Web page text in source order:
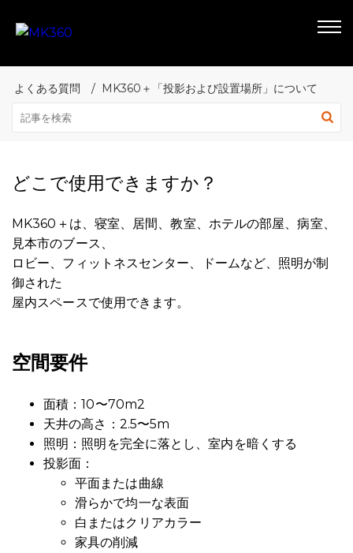
よくある質問 MK360＋「投影および設置場所」について
どこで使用できますか？
MK360＋は、寝室、居間、教室、ホテルの部屋、病室、
見本市のブース、
ロビー、フィットネスセンター、ドームなど、照明が制
御された
屋内スペースで使用できます。
空間要件
面積：10〜70m2
天井の高さ：2.5〜5m
照明：照明を完全に落とし、室内を暗くする
投影面：
平面または曲線
滑らかで均一な表面
白またはクリアカラー
家具の削減